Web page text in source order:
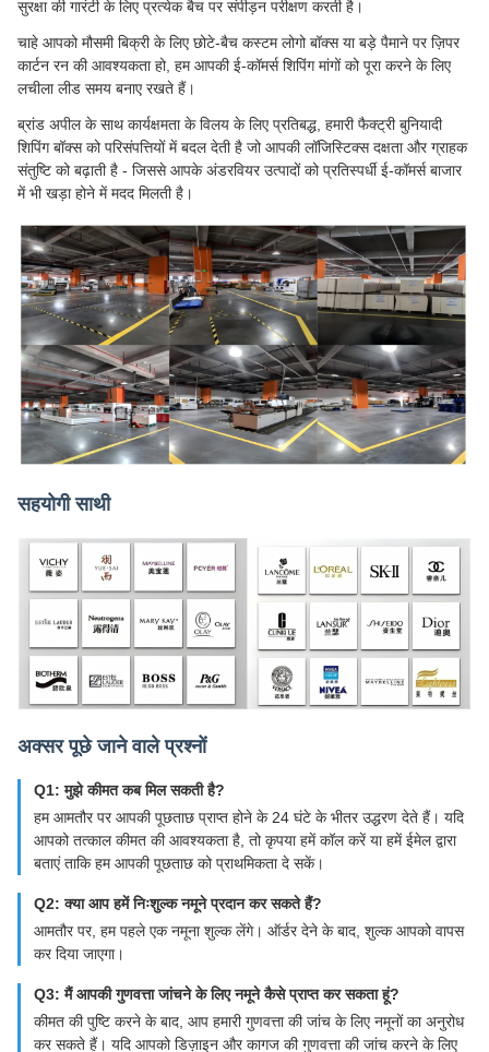
सुरक्षा की गारंटी के लिए प्रत्येक बैच पर संपीड़न परीक्षण करती है।
चाहे आपको मौसमी बिक्री के लिए छोटे-बैच कस्टम लोगो बॉक्स या बड़े पैमाने पर ज़िपर
कार्टन रन की आवश्यकता हो, हम आपकी ई-कॉमर्स शिपिंग मांगों को पूरा करने के लिए
लचीला लीड समय बनाए रखते हैं।
ब्रांड अपील के साथ कार्यक्षमता के विलय के लिए प्रतिबद्ध, हमारी फैक्ट्री बुनियादी
शिपिंग बॉक्स को परिसंपत्तियों में बदल देती है जो आपकी लॉजिस्टिक्स दक्षता और ग्राहक
संतुष्टि को बढ़ाती है - जिससे आपके अंडरवियर उत्पादों को प्रतिस्पर्धी ई-कॉमर्स बाजार
में भी खड़ा होने में मदद मिलती है।
सहयोगी साथी
अक्सर पूछे जाने वाले प्रश्नों
Q1: मुझे कीमत कब मिल सकती है?
हम आमतौर पर आपकी पूछताछ प्राप्त होने के 24 घंटे के भीतर उद्धरण देते हैं। यदि
आपको तत्काल कीमत की आवश्यकता है, तो कृपया हमें कॉल करें या हमें ईमेल द्वारा
बताएं ताकि हम आपकी पूछताछ को प्राथमिकता दे सकें।
Q2: क्या आप हमें निःशुल्क नमूने प्रदान कर सकते हैं?
आमतौर पर, हम पहले एक नमूना शुल्क लेंगे। ऑर्डर देने के बाद, शुल्क आपको वापस
कर दिया जाएगा।
Q3: मैं आपकी गुणवत्ता जांचने के लिए नमूने कैसे प्राप्त कर सकता हूं?
कीमत की पुष्टि करने के बाद, आप हमारी गुणवत्ता की जांच के लिए नमूनों का अनुरोध
कर सकते हैं। यदि आपको डिज़ाइन और कागज की गुणवत्ता की जांच करने के लिए